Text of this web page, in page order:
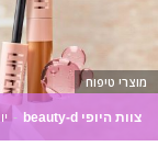
צוות היופי beauty-d -
מוצרי טיפוח